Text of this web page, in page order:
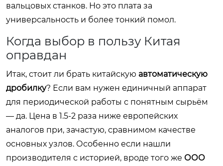
вальцовых станков. Но это плата за
универсальность и более тонкий помол.
Когда выбор в пользу Китая
оправдан
Итак, стоит ли брать китайскую автоматическую
дробилку? Если вам нужен единичный аппарат
для периодической работы с понятным сырьём
— да. Цена в 1.5-2 раза ниже европейских
аналогов при, зачастую, сравнимом качестве
основных узлов. Особенно если нашли
производителя с историей, вроде того же ООО